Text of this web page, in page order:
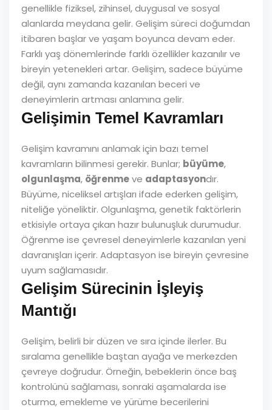
genellikle fiziksel, zihinsel, duygusal ve sosyal
alanlarda meydana gelir. Gelişim süreci doğumdan
itibaren başlar ve yaşam boyunca devam eder.
Farklı yaş dönemlerinde farklı özellikler kazanılır ve
bireyin yetenekleri artar. Gelişim, sadece büyüme
değil, aynı zamanda kazanılan beceri ve
deneyimlerin artması anlamına gelir.
Gelişimin Temel Kavramları
Gelişim kavramını anlamak için bazı temel
kavramların bilinmesi gerekir. Bunlar; büyüme,
olgunlaşma, öğrenmeve adaptasyondır.
Büyüme, niceliksel artışları ifade ederken gelişim,
niteliğe yöneliktir. Olgunlaşma, genetik faktörlerin
etkisiyle ortaya çıkan hazır bulunuşluk durumudur.
Öğrenme ise çevresel deneyimlerle kazanılan yeni
davranışları içerir. Adaptasyon ise bireyin çevresine
uyum sağlamasıdır.
Gelişim Sürecinin İşleyiş
Mantığı
Gelişim, belirli bir düzen ve sıra içinde ilerler. Bu
sıralama genellikle baştan ayağa ve merkezden
çevreye doğrudur. Örneğin, bebeklerin önce baş
kontrolünü sağlaması, sonraki aşamalarda ise
oturma, emekleme ve yürüme becerilerini